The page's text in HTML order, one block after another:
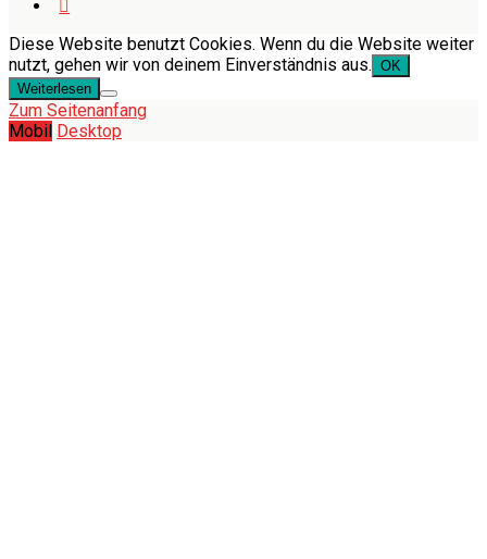
Diese Website benutzt Cookies. Wenn du die Website weiter
nutzt, gehen wir von deinem Einverständnis aus. OK
Weiterlesen
Zum Seitenanfang
Mobil Desktop